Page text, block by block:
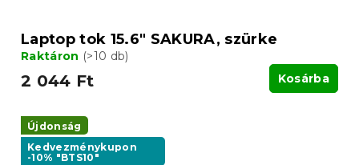
Laptop tok 15.6" SAKURA, szürke
Raktáron (>10 db)
2 044 Ft Kosárba
Újdonság
Kedvezménykupon
-10% "BTS10"